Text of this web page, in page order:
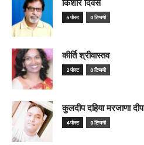
5 पोस्ट 0 टिप्पणी
कीर्ति श्रीवास्तव
2 पोस्ट 0 टिप्पणी
कुलदीप दहिया मरजाणा दीप
4 पोस्ट 0 टिप्पणी